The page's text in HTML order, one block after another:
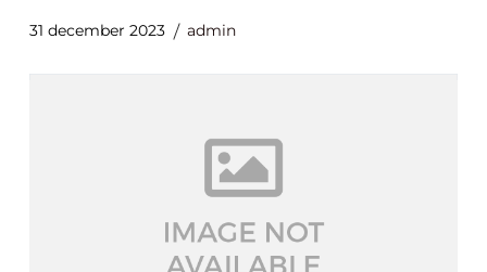
31 december 2023 admin